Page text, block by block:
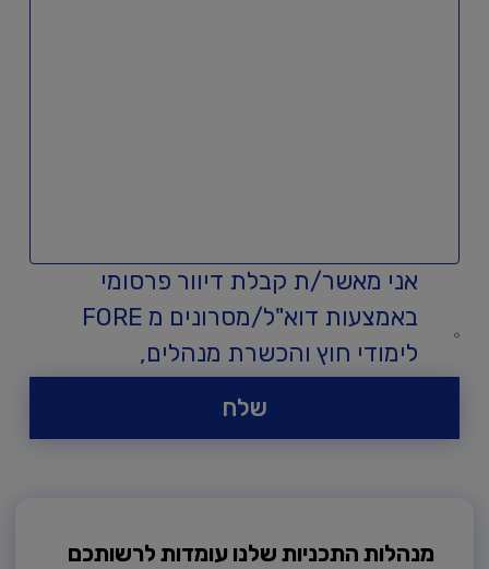
אני מאשר/ת קבלת דיוור פרסומי
באמצעות דוא"ל/מסרונים מ FORE
לימודי חוץ והכשרת מנהלים,
שלח
מנהלות התכניות שלנו עומדות לרשותכם